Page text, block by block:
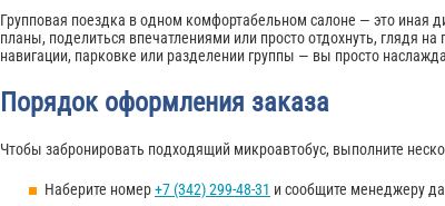
Групповая поездка в одном комфортабельном салоне — это иная
планы, поделиться впечатлениями или просто отдохнуть, глядя
навигации, парковке или разделении группы — вы просто
Порядок оформления заказа
Чтобы забронировать подходящий микроавтобус, выполните
Наберите номер+7 (342) 299-48-31 и сообщите менеджеру